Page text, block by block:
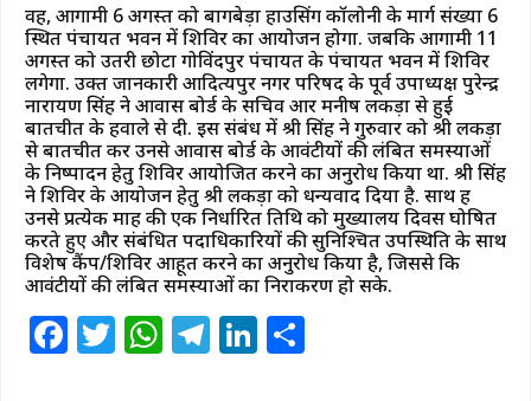
वहीं, आगामी 6 अगस्त को बागबेड़ा हाउसिंग कॉलोनी के मार्ग संख्या 6
स्थित पंचायत भवन में शिविर का आयोजन होगा. जबकि आगामी 11
अगस्त को उतरी छोटा गोविंदपुर पंचायत के पंचायत भवन में शिविर
लगेगा. उक्त जानकारी आदित्यपुर नगर परिषद के पूर्व उपाध्यक्ष पुरेन्द्र
नारायण सिंह ने आवास बोर्ड के सचिव आर मनीष लकड़ा से हुई
बातचीत के हवाले से दी. इस संबंध में श्री सिंह ने गुरुवार को श्री लकड़ा
से बातचीत कर उनसे आवास बोर्ड के आवंटीयों की लंबित समस्याओं
के निष्पादन हेतु शिविर आयोजित करने का अनुरोध किया था. श्री सिंह
ने शिविर के आयोजन हेतु श्री लकड़ा को धन्यवाद दिया है. साथ हीं
उनसे प्रत्येक माह की एक निर्धारित तिथि को मुख्यालय दिवस घोषित
करते हुए और संबंधित पदाधिकारियों की सुनिश्चित उपस्थिति के साथ
विशेष कैंप/शिविर आहूत करने का अनुरोध किया है, जिससे कि
आवंटीयों की लंबित समस्याओं का निराकरण हो सके.
Facebook
Twitter
WhatsApp
Telegram
LinkedIn